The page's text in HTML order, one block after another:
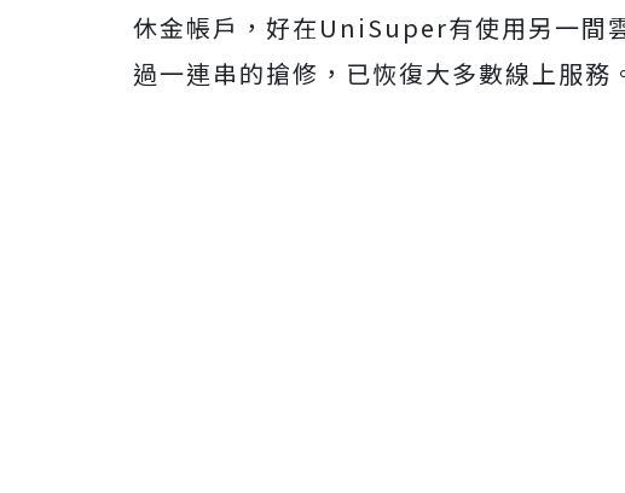
休金帳戶，好在UniSuper有使用另一間
過一連串的搶修，已恢復大多數線上服務